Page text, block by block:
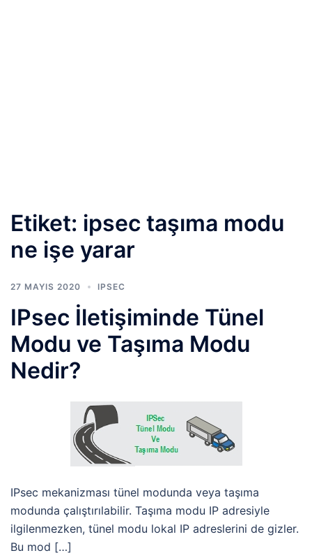
Etiket: ipsec taşıma modu
ne işe yarar
27 MAYIS 2020 IPSEC
IPsec İletişiminde Tünel
Modu ve Taşıma Modu
Nedir?
IPsec mekanizması tünel modunda veya taşıma
modunda çalıştırılabilir. Taşıma modu IP adresiyle
ilgilenmezken, tünel modu lokal IP adreslerini de gizler.
Bu mod […]